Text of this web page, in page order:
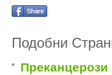
Подобни
Преканцерози